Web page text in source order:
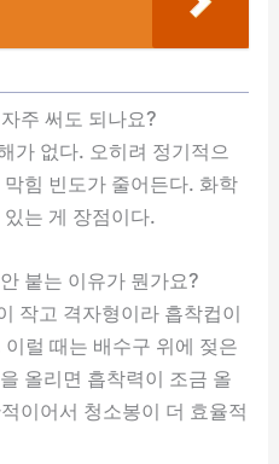
주 써도 되나요?
가 없다. 오히려 정기적으
힘 빈도가 줄어든다. 화학
는 게 장점이다.
붙는 이유가 뭔가요?
작고 격자형이라 흡착컵이
럴 때는 배수구 위에 젖은
올리면 흡착력이 조금 올
이어서 청소봉이 더 효율적